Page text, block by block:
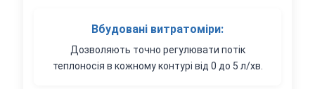
Вбудовані витратоміри:
Дозволяють точно регулювати потік
теплоносія в кожному контурі від 0 до 5 л/хв.